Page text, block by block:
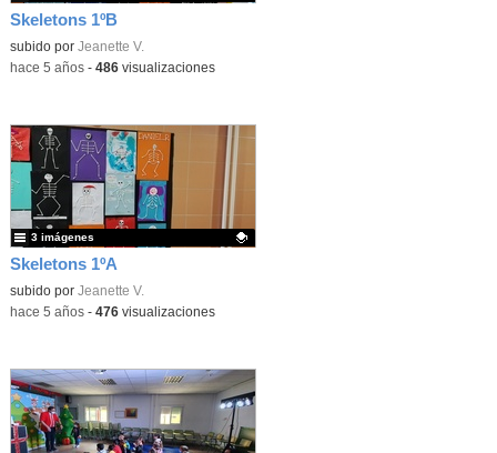
Skeletons 1ºB
Contenido educativo.
subido por Jeanette V.
-hace 5 años- 486visualizaciones
Skeletons 1ºA
Contenido educativo.
subido por Jeanette V.
3 imágenes
-hace 5 años- 476visualizaciones